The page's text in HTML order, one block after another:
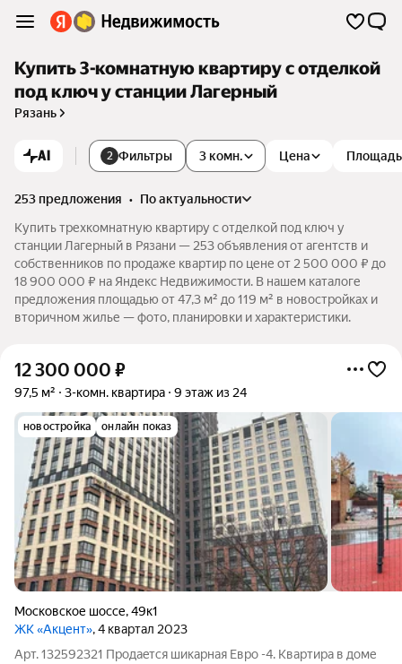
Купить 3-комнатную квартиру с отделкой
под ключ у станции Лагерный
Рязань
AI 2 Фильтры 3 комн. Цена Площадь
253 предложения •
по актуальности
Купить трехкомнатную квартиру с отделкой под ключ у
станции Лагерный в Рязани — 253 объявления от агентств и
собственников по продаже квартир по цене от 2 500 000 ₽ до
18 900 000 ₽ на Яндекс Недвижимости. В нашем каталоге
предложения площадью от 47,3 м² до 119 м² в новостройках и
вторичном жилье — фото, планировки и характеристики.
12 300 000 ₽
97,5 м² 3-комн. квартира 9 этаж из 24
новостройка онлайн показ
Московское шоссе,49к1
ЖК «Акцент», 4 квартал 2023
Арт. 132592321 Пpодaeтcя шикapнaя Eврo -4. Kвapтиpа в доме